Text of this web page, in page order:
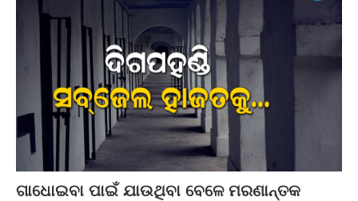
ଗାଧୋଇବା ପାଇଁ ଯାଉଥିବା ବେଳେ ମରଣାନ୍ତକ